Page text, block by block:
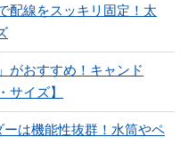
配線をスッキリ固定！太
がおすすめ！キャンド
サイズ】
ーは機能性抜群！水筒やペ